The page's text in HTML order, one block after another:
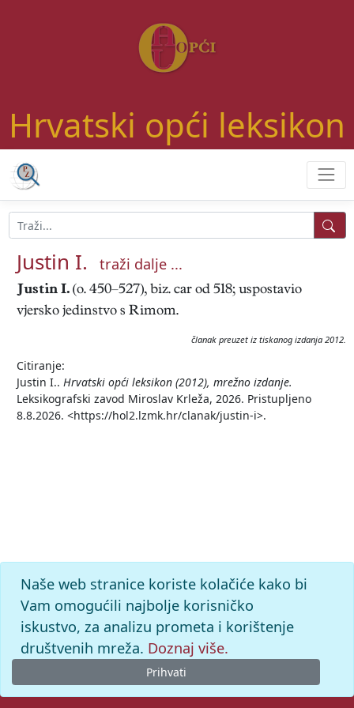
Hrvatski opći leksikon
Justin I. traži dalje ...
Justin I. (o. 450–527), biz. car od 518; uspostavio
vjersko jedinstvo s Rimom.
članak preuzet iz tiskanog izdanja 2012.
Citiranje:
Justin I.. Hrvatski opći leksikon (2012), mrežno izdanje.
Leksikografski zavod Miroslav Krleža, 2026. Pristupljeno
8.8.2026. <https://hol2.lzmk.hr/clanak/justin-i>.
Naše web stranice koriste kolačiće kako bi
Vam omogućili najbolje korisničko
iskustvo, za analizu prometa i korištenje
društvenih mreža. Doznaj više.
Prihvati
© 2026. -Leksikografski zavodMiroslav Krleža